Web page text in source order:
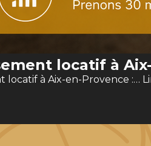
locatif à
locatif à Aix-en-Provence :…